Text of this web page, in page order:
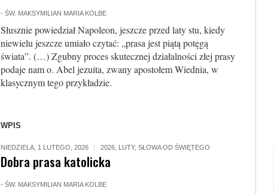
- ŚW. MAKSYMILIAN MARIA KOLBE
Słusznie powiedział Napoleon, jeszcze przed laty stu, kiedy
niewielu jeszcze umiało czytać: „prasa jest piątą potęgą
świata”. (…) Zgubny proces skutecznej działalności złej prasy
podaje nam o. Abel jezuita, zwany apostołem Wiednia, w
klasycznym tego przykładzie.
WPIS
NIEDZIELA, 1 LUTEGO, 2026 2026, LUTY, SŁOWA OD ŚWIĘTEGO
Dobra prasa katolicka
- ŚW. MAKSYMILIAN MARIA KOLBE